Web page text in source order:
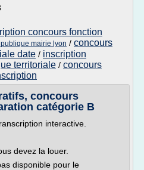
concours fonction
mairie lyon / concours
date / inscription
territoriale / concours
concours
catégorie B
interactive.
devez la louer.
disponible pour le